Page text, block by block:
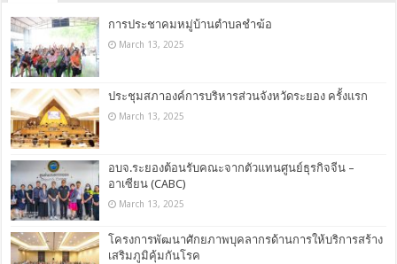
การประชาคมหมู่บ้านตำบลชำฆ้อ
March 13, 2025
ประชุมสภาองค์การบริหารส่วนจังหวัดระยอง ครั้งแรก
March 13, 2025
อบจ.ระยองต้อนรับคณะจากตัวแทนศูนย์ธุรกิจจีน –
อาเซียน (CABC)
March 13, 2025
โครงการพัฒนาศักยภาพบุคลากรด้านการให้บริการสร้าง
เสริมภูมิคุ้มกันโรค